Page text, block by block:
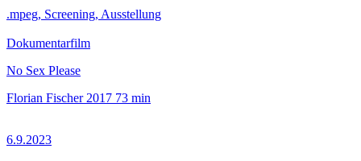
.mpeg, Screening, Ausstellung
Dokumentarfilm
No Sex Please
Florian Fischer 2017 73 min
6.9.2023